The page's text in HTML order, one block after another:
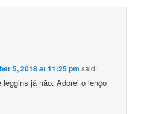
5, 2018 at 11:25 pm said:
já não. Adorei o lenço